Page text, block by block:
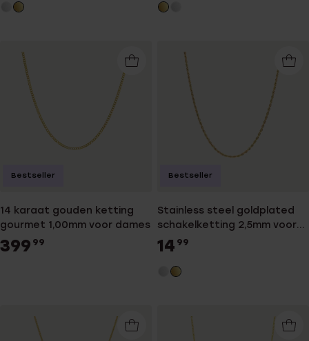
14 karaat gouden ketting
gourmet 1,00mm voor dames
399 99
Bestseller
Stainless steel goldplated
schakelketting 2,5mm voor
dames
14 99
Bestseller